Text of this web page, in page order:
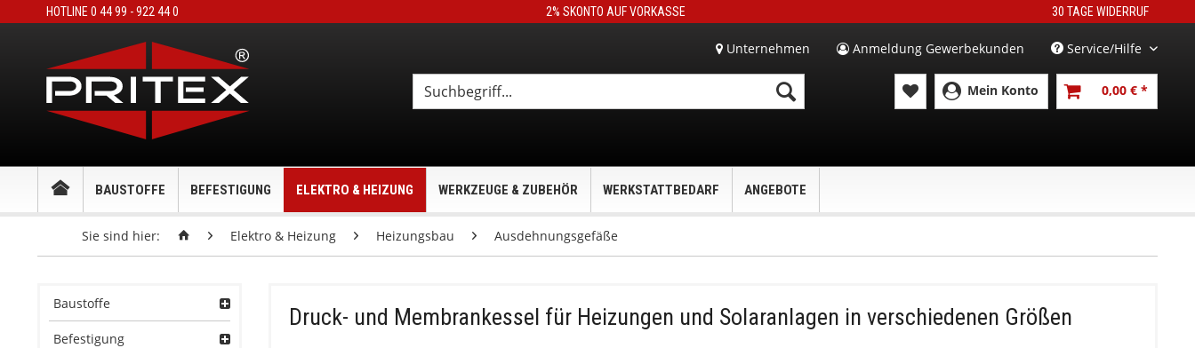
HOTLINE 0 44 99 - 922 44 0 2% SKONTO AUF VORKASSE 30 TAGE WIDERRUF
Unternehmen Anmeldung Gewerbekunden Service/Hilfe
Mein Konto 0,00 € *
BAUSTOFFE BEFESTIGUNG ELEKTRO & HEIZUNG WERKZEUGE & ZUBEHÖR WERKSTATTBEDARF ANGEBOTE
Sie sind hier: Elektro & Heizung Heizungsbau Ausdehnungsgefäße
Baustoffe
Befestigung
Druck- und Membrankessel für Heizungen und Solaranlagen in verschiedenen Größen